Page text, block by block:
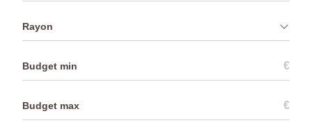
Rayon
€
€